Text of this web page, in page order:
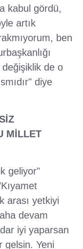
kabul gördü,
artık
ben
de o
diye
MİLLET
geliyor"
arası yetkiyi
devam
iyi yaparsan
gelsin. Yeni